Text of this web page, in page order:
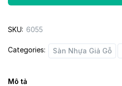
quantity
SKU: 6055
Categories: Sàn Nhựa Giả Gỗ
Mô tả